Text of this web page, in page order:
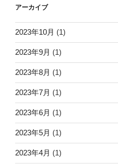
アーカイブ
2023年10月 (1)
2023年9月 (1)
2023年8月 (1)
2023年7月 (1)
2023年6月 (1)
2023年5月 (1)
2023年4月 (1)